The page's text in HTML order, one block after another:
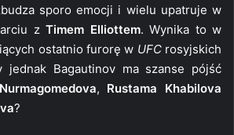
sporo emocji i wielu upatruje w
zTimem Elliottem. Wynika to w
ostatnio furorę w UFCrosyjskich
jednak Bagautinov ma szanse pójść
, Rustama Khabilova
?